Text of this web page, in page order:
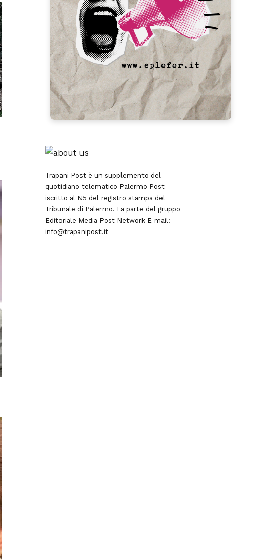
Trapani Post è un supplemento del
quotidiano telematico Palermo Post
iscritto al N5 del registro stampa del
Tribunale di Palermo. Fa parte del gruppo
Editoriale Media Post NetworkE-mail:
info@trapanipost.it